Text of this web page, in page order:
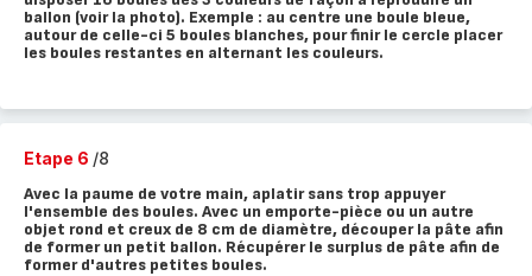
ballon (voir la photo). Exemple : au centre une boule bleue,
autour de celle-ci 5 boules blanches, pour finir le cercle placer
les boules restantes en alternant les couleurs.
Etape 6 /8
Avec la paume de votre main, aplatir sans trop appuyer
l'ensemble des boules. Avec un emporte-pièce ou un autre
objet rond et creux de 8 cm de diamètre, découper la pâte afin
de former un petit ballon. Récupérer le surplus de pâte afin de
former d'autres petites boules.